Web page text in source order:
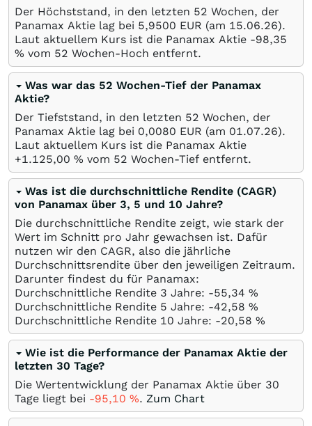
Der Höchststand, in den letzten 52 Wochen, der
Panamax Aktie lag bei 5,9500 EUR (am 15.06.26).
Laut aktuellem Kurs ist die Panamax Aktie -98,35
% vom 52 Wochen-Hoch entfernt.
Was war das 52 Wochen-Tief der Panamax
Aktie?
Der Tiefststand, in den letzten 52 Wochen, der
Panamax Aktie lag bei 0,0080 EUR (am 01.07.26).
Laut aktuellem Kurs ist die Panamax Aktie
+1.125,00 % vom 52 Wochen-Tief entfernt.
Was ist die durchschnittliche Rendite (CAGR)
von Panamax über 3, 5 und 10 Jahre?
Die durchschnittliche Rendite zeigt, wie stark der
Wert im Schnitt pro Jahr gewachsen ist. Dafür
nutzen wir den CAGR, also die jährliche
Durchschnittsrendite über den jeweiligen Zeitraum.
Darunter findest du für Panamax:
Durchschnittliche Rendite 3 Jahre: -55,34 %
Durchschnittliche Rendite 5 Jahre: -42,58 %
Durchschnittliche Rendite 10 Jahre: -20,58 %
Wie ist die Performance der Panamax Aktie der
letzten 30 Tage?
Die Wertentwicklung der Panamax Aktie über 30
Tage liegt bei -95,10 %. Zum Chart